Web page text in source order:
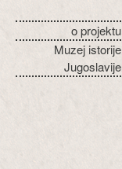
o projektu
Muzej istorije
Jugoslavije